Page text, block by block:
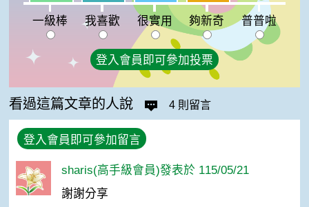
一級棒:3% 普普啦:0%
一級棒 我喜歡 很實用 夠新奇 普普啦
登入會員即可參加投票
看過這篇文章的人說 4 則留言
登入會員即可參加留言
sharis(高手級會員)發表於 115/05/21
謝謝分享